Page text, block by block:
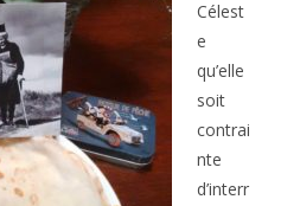
Célest
e
qu’elle
soit
contrai
nte
d’interr